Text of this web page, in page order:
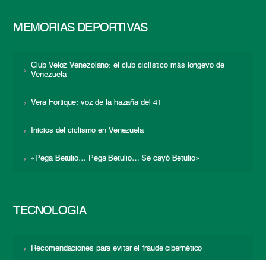
MEMORIAS DEPORTIVAS
Club Veloz Venezolano: el club ciclístico más longevo de
Venezuela
Vera Fortique: voz de la hazaña del 41
Inicios del ciclismo en Venezuela
«Pega Betulio… Pega Betulio… Se cayó Betulio»
TECNOLOGÍA
Recomendaciones para evitar el fraude cibernético